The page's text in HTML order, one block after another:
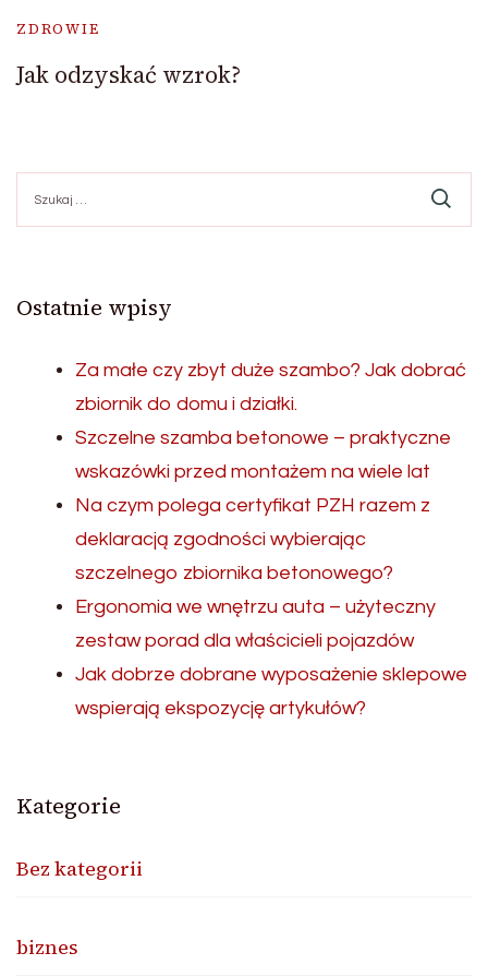
ZDROWIE
Jak odzyskać wzrok?
Ostatnie wpisy
Za małe czy zbyt duże szambo? Jak dobrać
zbiornik do domu i działki.
Szczelne szamba betonowe – praktyczne
wskazówki przed montażem na wiele lat
Na czym polega certyfikat PZH razem z
deklaracją zgodności wybierając
szczelnego zbiornika betonowego?
Ergonomia we wnętrzu auta – użyteczny
zestaw porad dla właścicieli pojazdów
Jak dobrze dobrane wyposażenie sklepowe
wspierają ekspozycję artykułów?
Kategorie
Bez kategorii
biznes